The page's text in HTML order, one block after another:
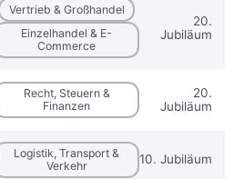
Vertrieb & Großhandel
Einzelhandel & E-
Commerce
20.
Jubiläum
Recht, Steuern &
Finanzen
20.
Jubiläum
Logistik, Transport &
Verkehr
10. Jubiläum